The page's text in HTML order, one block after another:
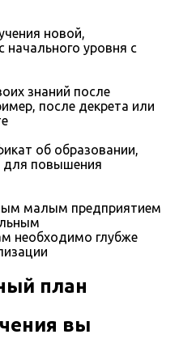
новой,
начального уровня с
знаний после
после декрета или
об образовании,
для повышения
малым предприятием
необходимо глубже
план
вы